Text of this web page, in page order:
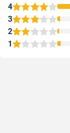
1
2
3
4